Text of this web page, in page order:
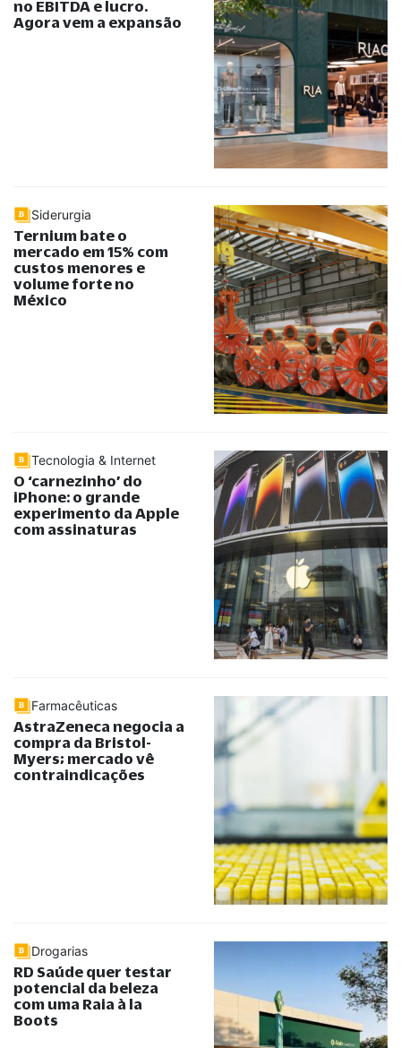
no EBITDA e lucro.
Agora vem a expansão
Siderurgia
Ternium bate o
mercado em 15% com
custos menores e
volume forte no
México
Tecnologia & Internet
O ‘carnezinho’ do
iPhone: o grande
experimento da Apple
com assinaturas
Farmacêuticas
AstraZeneca negocia a
compra da Bristol-
Myers; mercado vê
contraindicações
Drogarias
RD Saúde quer testar
potencial da beleza
com uma Raia à la
Boots